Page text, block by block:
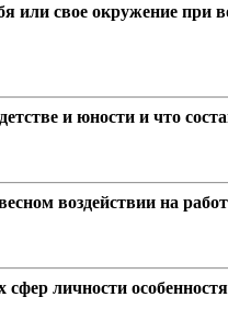
или свое окружение при
и юности и что
воздействии на
сфер личности